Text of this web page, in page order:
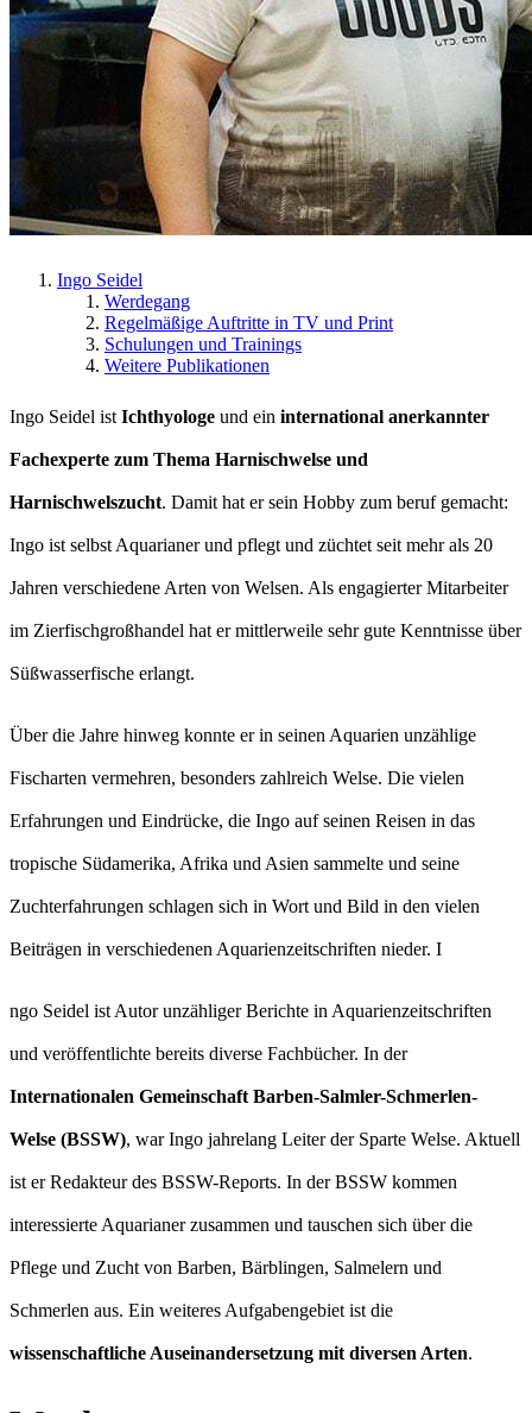
Ingo Seidel
Werdegang
Regelmäßige Auftritte in TV und Print
Schulungen und Trainings
Weitere Publikationen
Ingo Seidel ist Ichthyologe und ein international anerkannter
Fachexperte zum Thema Harnischwelse und
Harnischwelszucht. Damit hat er sein Hobby zum beruf gemacht:
Ingo ist selbst Aquarianer und pflegt und züchtet seit mehr als 20
Jahren verschiedene Arten von Welsen. Als engagierter Mitarbeiter
im Zierfischgroßhandel hat er mittlerweile sehr gute Kenntnisse über
Süßwasserfische erlangt.
Über die Jahre hinweg konnte er in seinen Aquarien unzählige
Fischarten vermehren, besonders zahlreich Welse. Die vielen
Erfahrungen und Eindrücke, die Ingo auf seinen Reisen in das
tropische Südamerika, Afrika und Asien sammelte und seine
Zuchterfahrungen schlagen sich in Wort und Bild in den vielen
Beiträgen in verschiedenen Aquarienzeitschriften nieder. I
ngo Seidel ist Autor unzähliger Berichte in Aquarienzeitschriften
und veröffentlichte bereits diverse Fachbücher. In der
Internationalen Gemeinschaft Barben-Salmler-Schmerlen-
Welse (BSSW), war Ingo jahrelang Leiter der Sparte Welse. Aktuell
ist er Redakteur des BSSW-Reports. In der BSSW kommen
interessierte Aquarianer zusammen und tauschen sich über die
Pflege und Zucht von Barben, Bärblingen, Salmelern und
Schmerlen aus. Ein weiteres Aufgabengebiet ist die
wissenschaftliche Auseinandersetzung mit diversen Arten.